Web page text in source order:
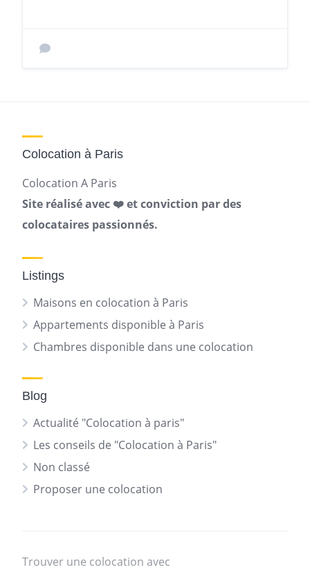
Colocation à Paris
Colocation A Paris
Site réalisé avec ❤️ et conviction par des
colocataires passionnés.
Listings
Maisons en colocation à Paris
Appartements disponible à Paris
Chambres disponible dans une colocation
Blog
Actualité "Colocation à paris"
Les conseils de "Colocation à Paris"
Non classé
Proposer une colocation
Trouver une colocation avec